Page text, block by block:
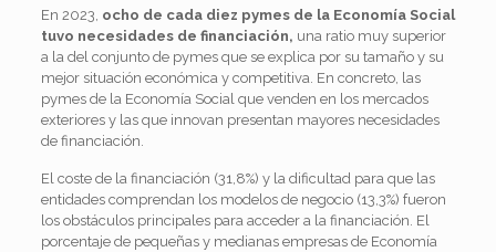
En 2023, ocho de cada diez pymes de la Economía Social
tuvo necesidades de financiación, una ratio muy superior
a la del conjunto de pymes que se explica por su tamaño y su
mejor situación económica y competitiva. En concreto, las
pymes de la Economía Social que venden en los mercados
exteriores y las que innovan presentan mayores necesidades
de financiación.
El coste de la financiación (31,8%) y la dificultad para que las
entidades comprendan los modelos de negocio (13,3%) fueron
los obstáculos principales para acceder a la financiación. El
porcentaje de pequeñas y medianas empresas de Economía